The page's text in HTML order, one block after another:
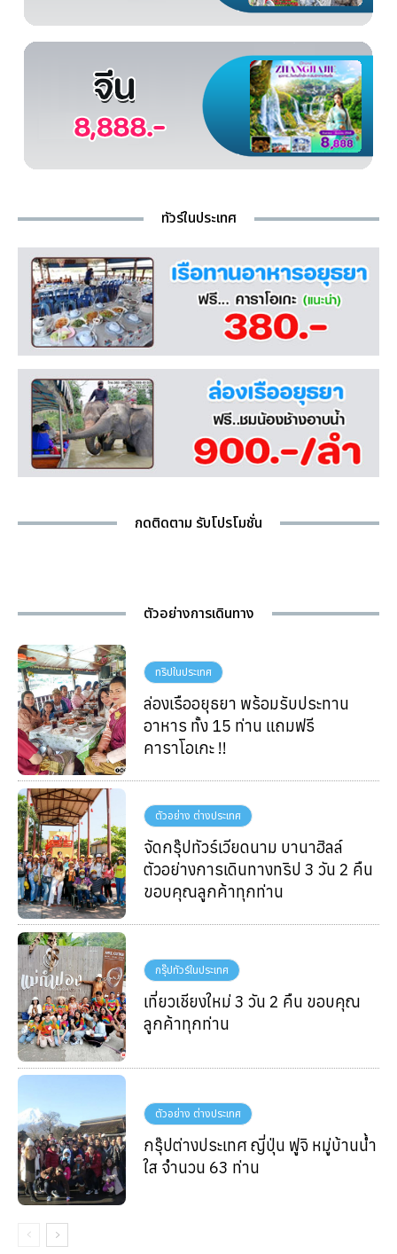
ทัวร์ในประเทศ
กดติดตาม รับโปรโมชั่น
ตัวอย่างการเดินทาง
ทริปในประเทศ
ล่องเรืออยุธยา พร้อมรับประทาน
อาหาร ทั้ง 15 ท่าน แถมฟรี
คาราโอเกะ !!
ตัวอย่าง ต่างประเทศ
จัดกรุ๊ปทัวร์เวียดนาม บานาฮิลล์
ตัวอย่างการเดินทางทริป 3 วัน 2 คืน
ขอบคุณลูกค้าทุกท่าน
กรุ๊ปทัวร์ในประเทศ
เที่ยวเชียงใหม่ 3 วัน 2 คืน ขอบคุณ
ลูกค้าทุกท่าน
ตัวอย่าง ต่างประเทศ
กรุ๊ปต่างประเทศ ญี่ปุ่น ฟูจิ หมู่บ้านน้ำ
ใส จำนวน 63 ท่าน